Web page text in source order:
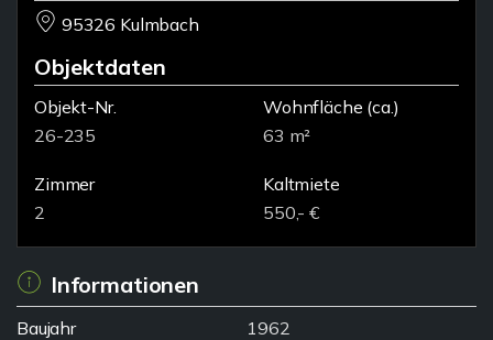
95326 Kulmbach
Objektdaten
Objekt-Nr.
26-235
Wohnfläche (ca.)
63 m²
Zimmer
2
Kaltmiete
550,- €
Informationen
Baujahr
1962